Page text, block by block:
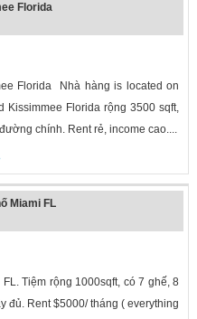
Florida
Florida Nhà hàng is located on
Kissimmee Florida rộng 3500 sqft,
chính. Rent rẻ, income cao....
Miami FL
Tiệm rộng 1000sqft, có 7 ghế, 8
đủ. Rent $5000/ tháng ( everything